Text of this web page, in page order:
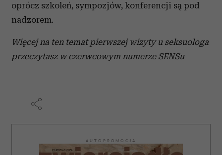
oprócz szkoleń, sympozjów, konferencji są pod
nadzorem.
Więcej na ten temat pierwszej wizyty u seksuologa
przeczytasz w czerwcowym numerze SENSu
AUTOPROMOCJA